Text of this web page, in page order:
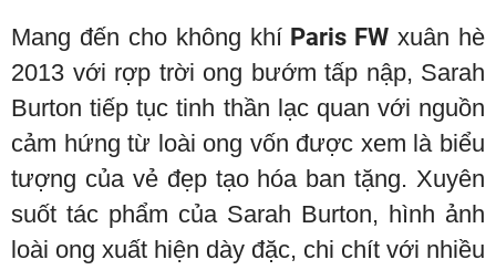
Mang đến cho không khí Paris FW xuân hè
2013 với rợp trời ong bướm tấp nập, Sarah
Burton tiếp tục tinh thần lạc quan với nguồn
cảm hứng từ loài ong vốn được xem là biểu
tượng của vẻ đẹp tạo hóa ban tặng. Xuyên
suốt tác phẩm của Sarah Burton, hình ảnh
loài ong xuất hiện dày đặc, chi chít với nhiều